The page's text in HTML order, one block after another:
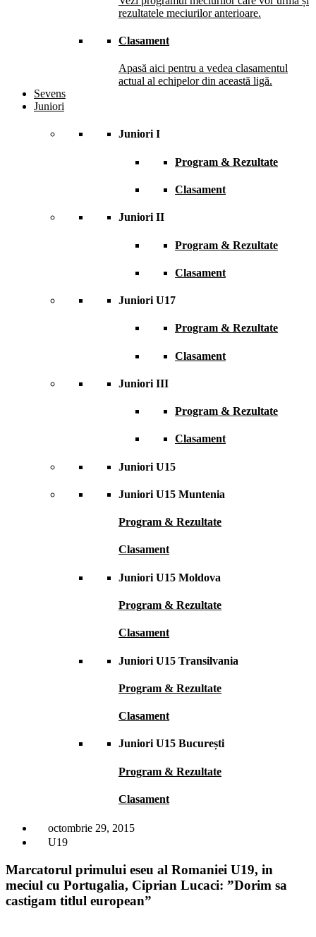
rezultatele meciurilor anterioare.
Clasament
Apasă aici pentru a vedea clasamentul
actual al echipelor din această ligă.
Sevens
Juniori
Juniori I
Program & Rezultate
Clasament
Juniori II
Program & Rezultate
Clasament
Juniori U17
Program & Rezultate
Clasament
Juniori III
Program & Rezultate
Clasament
Juniori U15
Juniori U15 Muntenia
Program & Rezultate
Clasament
Juniori U15 Moldova
Program & Rezultate
Clasament
Juniori U15 Transilvania
Program & Rezultate
Clasament
Juniori U15 București
Program & Rezultate
Clasament
octombrie 29, 2015
U19
Marcatorul primului eseu al Romaniei U19, in
meciul cu Portugalia, Ciprian Lucaci: ”Dorim sa
castigam titlul european”